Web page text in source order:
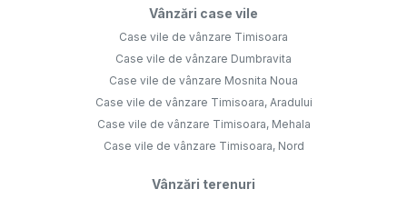
Vânzări case vile
Case vile de vânzare Timisoara
Case vile de vânzare Dumbravita
Case vile de vânzare Mosnita Noua
Case vile de vânzare Timisoara, Aradului
Case vile de vânzare Timisoara, Mehala
Case vile de vânzare Timisoara, Nord
Vânzări terenuri